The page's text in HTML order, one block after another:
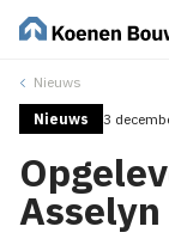
Nieuws
Nieuws 3
Asselyn